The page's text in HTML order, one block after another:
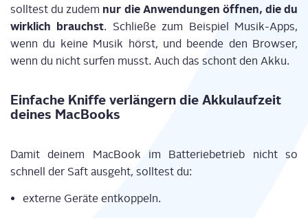
soll­test du zudem nur die Anwen­dun­gen öff­nen, die du
wirk­lich brauchst. Schlie­ße zum Bei­spiel Musik-Apps,
wenn du kei­ne Musik hörst, und been­de den Brow­ser,
wenn du nicht sur­fen musst. Auch das schont den Akku.
Ein­fa­che Knif­fe ver­län­gern die Akku­lauf­zeit
dei­nes MacBooks
Damitdei­nem Mac­Book im Bat­te­rie­be­trieb nichtso
schnell der Saft aus­geht, soll­test du:
exter­ne Gerä­te ent­kop­peln.